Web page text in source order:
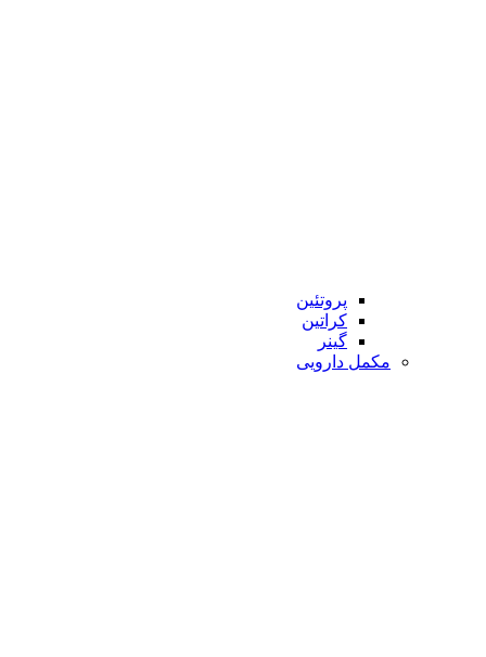
پروتئین
کراتین
گینر
مکمل دارویی